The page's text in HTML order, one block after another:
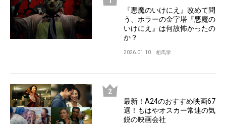
『悪魔のいけにえ』改めて問
う、ホラーの金字塔『悪魔の
いけにえ』は何故怖かったの
か？
2026.01.10 相馬学
最新！A24のおすすめ映画67
選！もはやオスカー常連の気
鋭の映画会社